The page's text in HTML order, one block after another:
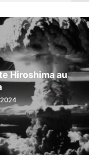
Hiroshima au